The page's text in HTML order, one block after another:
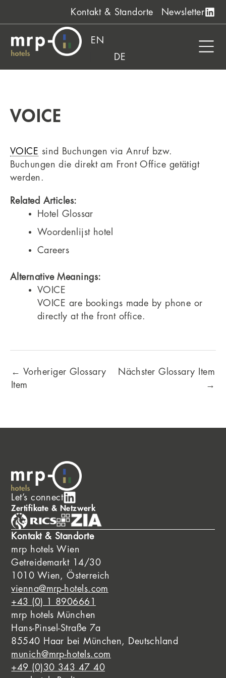
Kontakt & Standorte Newsletter
EN
DE
VOICE
VOICE sind Buchungen via Anruf bzw.
Buchungen die direkt am Front Office getätigt
werden.
Related Articles:
Hotel Glossar
Woordenlijst hotel
Careers
Alternative Meanings:
VOICE
VOICE are bookings made by phone or
directly at the front office.
← Vorheriger Glossary
Item
Nächster Glossary Item
→
Let’s connect
Zertifikate & Netzwerk
Kontakt & Standorte
mrp hotels Wien
Getreidemarkt 14/30
1010 Wien, Österreich
vienna@mrp-hotels.com
+43 (0) 1 8906661
mrp hotels München
Hans-Pinsel-Straße 7a
85540 Haar bei München, Deutschland
munich@mrp-hotels.com
+49 (0)30 343 47 40